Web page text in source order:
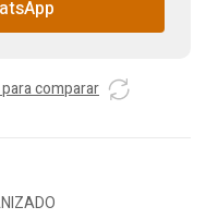
comparar